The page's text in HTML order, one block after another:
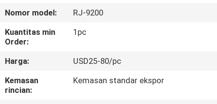
KAMI
PABRIK
Nomor model:
RJ-9200
Kuantitas min
Order:
1pc
Harga:
USD25-80/pc
Kemasan
rincian:
Kemasan standar ekspor